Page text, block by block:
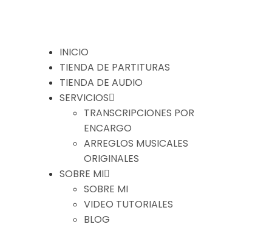
INICIO
TIENDA DE PARTITURAS
TIENDA DE AUDIO
SERVICIOS
TRANSCRIPCIONES POR
ENCARGO
ARREGLOS MUSICALES
ORIGINALES
SOBRE MI
SOBRE MI
VIDEO TUTORIALES
BLOG